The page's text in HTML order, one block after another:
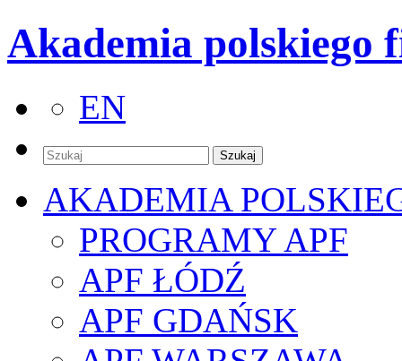
Akademia polskiego
EN
AKADEMIA
PROGRAMY APF
APF ŁÓDŹ
APF GDAŃSK